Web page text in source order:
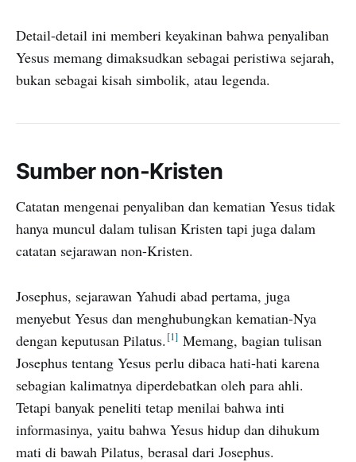
Detail-detail ini memberi keyakinan bahwa penyaliban
Yesus memang dimaksudkan sebagai peristiwa sejarah,
bukan sebagai kisah simbolik, atau legenda.
Sumber non-Kristen
Catatan mengenai penyaliban dan kematian Yesus tidak
hanya muncul dalam tulisan Kristen tapi juga dalam
catatan sejarawan non-Kristen.
Josephus, sejarawan Yahudi abad pertama, juga
menyebut Yesus dan menghubungkan kematian-Nya
dengan keputusan Pilatus. 1
Memang, bagian tulisan
Josephus tentang Yesus perlu dibaca hati-hati karena
sebagian kalimatnya diperdebatkan oleh para ahli.
Tetapi banyak peneliti tetap menilai bahwa inti
informasinya, yaitu bahwa Yesus hidup dan dihukum
mati di bawah Pilatus, berasal dari Josephus.